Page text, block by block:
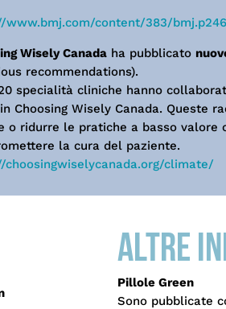
www.bmj.com/content/383/
Wisely Canadaha pubblicato
recommendations).
specialità cliniche hanno
Choosing Wisely Canada. Queste
o ridurre le pratiche a basso valore
la cura del paziente.
choosingwiselycanada.org/climate/
Altre
Pillole Green
Sono pubblicate